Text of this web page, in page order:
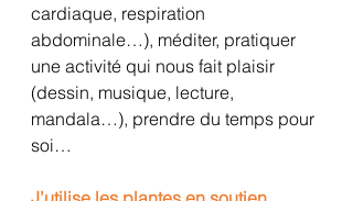
cardiaque, respiration
abdominale…), méditer, pratiquer
une activité qui nous fait plaisir
(dessin, musique, lecture,
mandala…), prendre du temps pour
soi…